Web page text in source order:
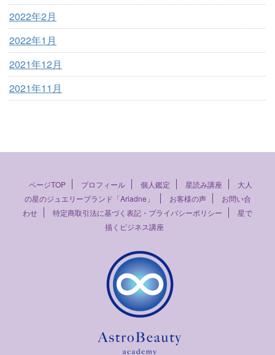
2022年2月
2022年1月
2021年12月
2021年11月
ページTOP プロフィール 個人鑑定 星読み講座
大人
の星のジュエリーブランド「Ariadne」
お客様の声
お問い合
わせ
特定商取引法に基づく表記・プライバシーポリシー
星で
描くビジネス講座